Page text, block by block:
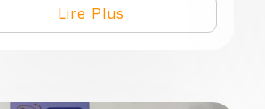
Lire Plus